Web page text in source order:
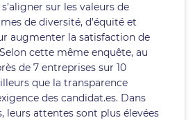
sur les valeurs de
de diversité, d’équité et
augmenter la satisfaction de
cette même enquête, au
de 7 entreprises sur 10
que la transparence
des candidat.es. Dans
leurs attentes sont plus élevées